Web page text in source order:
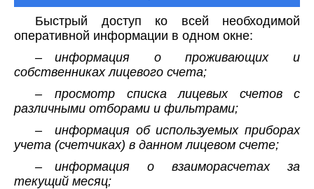
Быстрый доступ ко всей необходимой
оперативной информации в одном окне:
– информация о проживающих и
собственниках лицевого счета;
– просмотр списка лицевых счетов с
различными отборами и фильтрами;
– информация об используемых приборах
учета (счетчиках) в данном лицевом счете;
– информация о взаиморасчетах за
текущий месяц;